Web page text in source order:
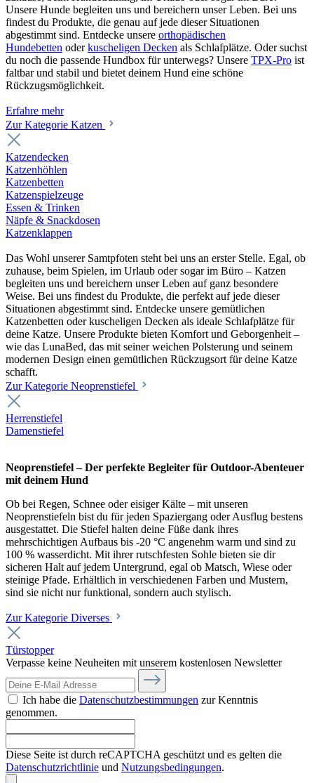
Unsere Hunde begleiten uns und bereichern unser Leben. Bei uns
findest du Produkte, die genau auf jede dieser Situationen
abgestimmt sind. Entdecke unsere orthopädischen
Hundebetten oderkuscheligen Decken als Schlafplätze. Oder suchst
du noch die passende Hundbox für unterwegs? Unsere TPX-Pro ist
faltbar und stabil und bietet deinem Hund eine schöne
Rückzugsmöglichkeit.
Erfahre mehr
Zur Kategorie Katzen
Katzendecken
Katzenhöhlen
Katzenbetten
Katzenspielzeuge
Essen & Trinken
Näpfe & Snackdosen
Katzenklappen
Das Wohl unserer Samtpfoten steht bei uns an erster Stelle. Egal, ob
zuhause, beim Spielen, im Urlaub oder sogar im Büro – Katzen
begleiten uns und bereichern unser Leben auf ganz besondere
Weise. Bei uns findest du Produkte, die perfekt auf jede dieser
Situationen abgestimmt sind. Entdecke unsere gemütlichen
Katzenbetten oder kuscheligen Decken als ideale Schlafplätze für
deine Katze. Unsere Produkte bieten Komfort und Geborgenheit –
wie das LunaBed, das mit seiner weichen Polsterung und seinem
modernen Design einen gemütlichen Rückzugsort für deine Katze
schafft.
Zur Kategorie Neoprenstiefel
Herrenstiefel
Damenstiefel
Neoprenstiefel – Der perfekte Begleiter für Outdoor-Abenteuer
mit deinem Hund
Ob bei Regen, Schnee oder eisiger Kälte – mit unseren
Neoprenstiefeln bist du für jeden Spaziergang oder Ausflug bestens
ausgestattet. Die Stiefel halten deine Füße dank ihres
mehrschichtigen Aufbaus bis -20 °C angenehm warm und sind zu
100 % wasserdicht. Mit ihrer rutschfesten Sohle bieten sie dir
sicheren Halt auf jedem Untergrund, egal ob Matsch, Wiese oder
steinige Pfade. Erhältlich in verschiedenen Farben und Mustern,
sind sie nicht nur funktional, sondern auch stylisch.
Zur Kategorie Diverses
Türstopper
Verpasse keine Neuheiten mit unserem kostenlosen Newsletter
Ich habe die Datenschutzbestimmungen zur Kenntnis
genommen.
Diese Seite ist durch reCAPTCHA geschützt und es gelten die
Datenschutzrichtlinie und Nutzungsbedingungen.